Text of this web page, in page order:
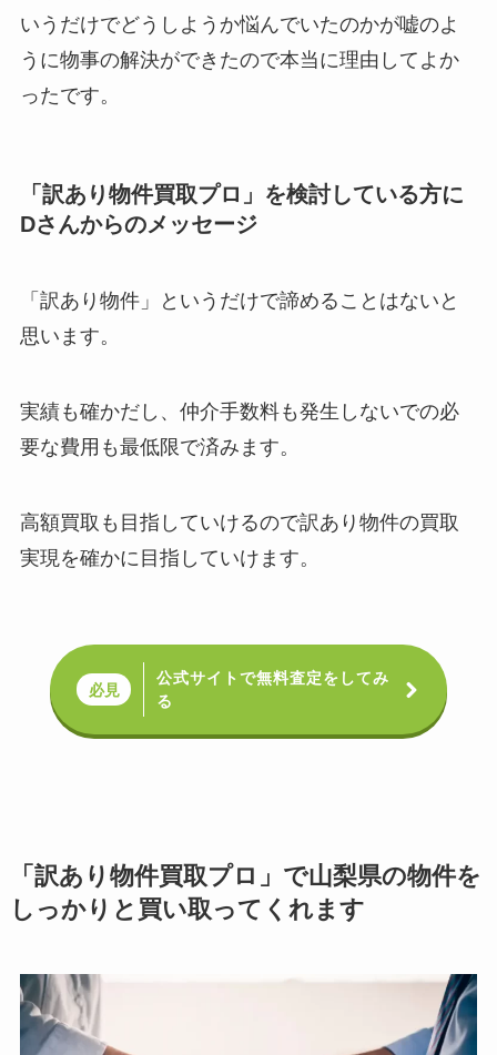
いうだけでどうしようか悩んでいたのかが嘘のよ
うに物事の解決ができたので本当に理由してよか
ったです。
「訳あり物件買取プロ」を検討している方に
Dさんからのメッセージ
「訳あり物件」というだけで諦めることはないと
思います。
実績も確かだし、仲介手数料も発生しないでの必
要な費用も最低限で済みます。
高額買取も目指していけるので訳あり物件の買取
実現を確かに目指していけます。
必見
公式サイトで無料査定をしてみ
る
「訳あり物件買取プロ」で山梨県の物件を
しっかりと買い取ってくれます